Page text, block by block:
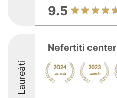
9.5
Laureáti
Nefertiti center